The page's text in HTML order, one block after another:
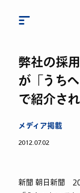
弊社の採
が「うち
で紹介さ
メディア掲載
2012.07.02
新聞 朝日新聞